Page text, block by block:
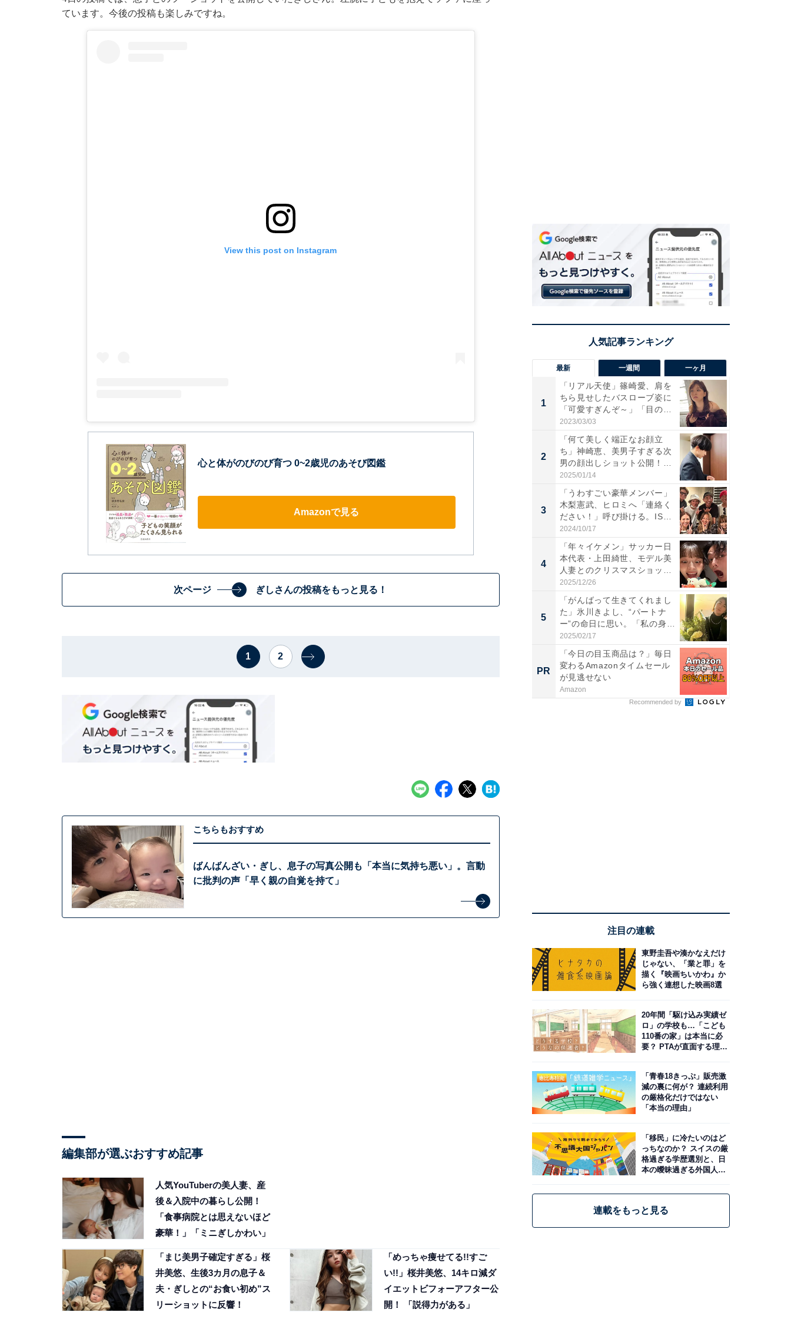
ています。今後の投稿も楽しみですね。
View this post on Instagram
心と体がのびのび育つ 0~2歳児のあそび図鑑
Amazonで見る
次ページ ぎしさんの投稿をもっと見る！
1 2
こちらもおすすめ
ばんばんざい・ぎし、息子の写真公開も「本当に気持ち悪い」。言動
に批判の声「早く親の自覚を持て」
編集部が選ぶおすすめ記事
人気YouTuberの美人妻、産
後＆入院中の暮らし公開！
「食事病院とは思えないほど
豪華！」「ミニぎしかわい」
「まじ美男子確定すぎる」桜
井美悠、生後3カ月の息子＆
夫・ぎしとの“お食い初め”ス
リーショットに反響！
「めっちゃ痩せてる!!すご
い!!」桜井美悠、14キロ減ダ
イエットビフォーアフター公
開！ 「説得力がある」
最新 一週間 一ヶ月
1
「リアル天使」篠崎愛、肩を
ちら見せしたバスローブ姿に
「可愛すぎんぞ～」「目の表
情...
2023/03/03
2
「何て美しく端正なお顔立
ち」神崎恵、美男子すぎる次
男の顔出しショット公開！
「め...
2025/01/14
3
「うわすごい豪華メンバー」
木梨憲武、ヒロミへ「連絡く
ださい！」呼び掛ける。IS
S...
2024/10/17
4
「年々イケメン」サッカー日
本代表・上田綺世、モデル美
人妻とのクリスマスショット
に...
2025/12/26
5
「がんばって生きてくれまし
た」氷川きよし、“パートナ
ー”の命日に思い。「私の身
体...
2025/02/17
PR
「今日の目玉商品は？」毎日
変わるAmazonタイムセール
が見逃せない
Amazon
Recommended by
注目の連載
東野圭吾や湊かなえだけ
じゃない、「業と罪」を
描く『映画ちいかわ』か
ら強く連想した映画8選
20年間「駆け込み実績ゼ
ロ」の学校も…「こども
110番の家」は本当に必
要？ PTAが直面する理想
「青春18きっぷ」販売激
減の裏に何が？ 連続利用
の厳格化だけではない
「本当の理由」
「移民」に冷たいのはど
っちなのか？ スイスの厳
格過ぎる学歴選別と、日
本の曖昧過ぎる外国人政
連載をもっと見る